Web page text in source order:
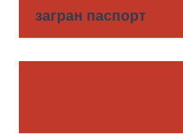
загран паспорт